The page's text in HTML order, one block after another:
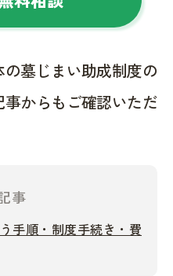
墓じまい助成制度の
からもご確認いただ
事
手順・制度手続き・費